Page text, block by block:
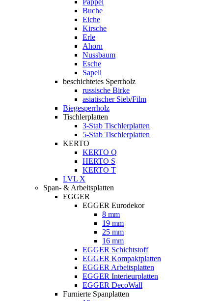
Pappel
Buche
Eiche
Kirsche
Erle
Ahorn
Nussbaum
Esche
Sapeli
beschichtetes Sperrholz
russische Birke
asiatischer Sieb/Film
Biegesperrholz
Tischlerplatten
3-Stab Tischlerplatten
5-Stab Tischlerplatten
KERTO
KERTO Q
HERTO S
KERTO T
LVL X
Span- & Arbeitsplatten
EGGER
EGGER Eurodekor
8 mm
19 mm
25 mm
16 mm
EGGER Schichtstoff
EGGER Kompaktplatten
EGGER Arbeitsplatten
EGGER Interieurplatten
EGGER DecoWall
Furnierte Spanplatten